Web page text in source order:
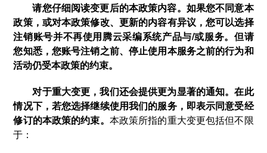
请您仔细阅读变更后的本政策内容。如果您不同意本
政策，或对本政策修改、更新的内容有异议，您可以选择
注销账号并不再使用腾云采编系统产品与/或服务。但请
您知悉，您账号注销之前、停止使用本服务之前的行为和
活动仍受本政策的约束。
对于重大变更，我们还会提供更为显著的通知。在此
情况下，若您选择继续使用我们的服务，即表示同意受经
修订的本政策的约束。 本政策所指的重大变更包括但不限
于：